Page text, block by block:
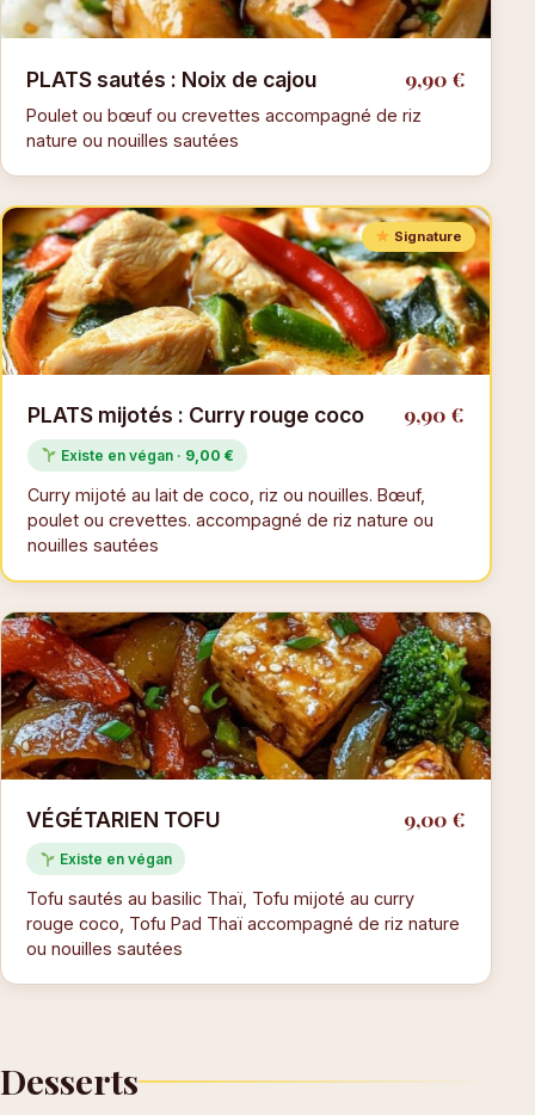
PLATS sautés : Noix de cajou 9,90 €
Poulet ou bœuf ou crevettes accompagné de riz
nature ou nouilles sautées
Signature
PLATS mijotés : Curry rouge coco 9,90 €
Existe en végan · 9,00 €
Curry mijoté au lait de coco, riz ou nouilles. Bœuf,
poulet ou crevettes. accompagné de riz nature ou
nouilles sautées
VÉGÉTARIEN TOFU 9,00 €
Existe en végan
Tofu sautés au basilic Thaï, Tofu mijoté au curry
rouge coco, Tofu Pad Thaï accompagné de riz nature
ou nouilles sautées
Desserts